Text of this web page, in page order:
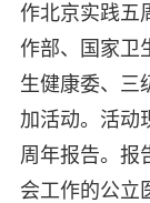
作北京实践五
作部、国家卫
生健康委、三
加活动。活动
周年报告。报
会工作的公立